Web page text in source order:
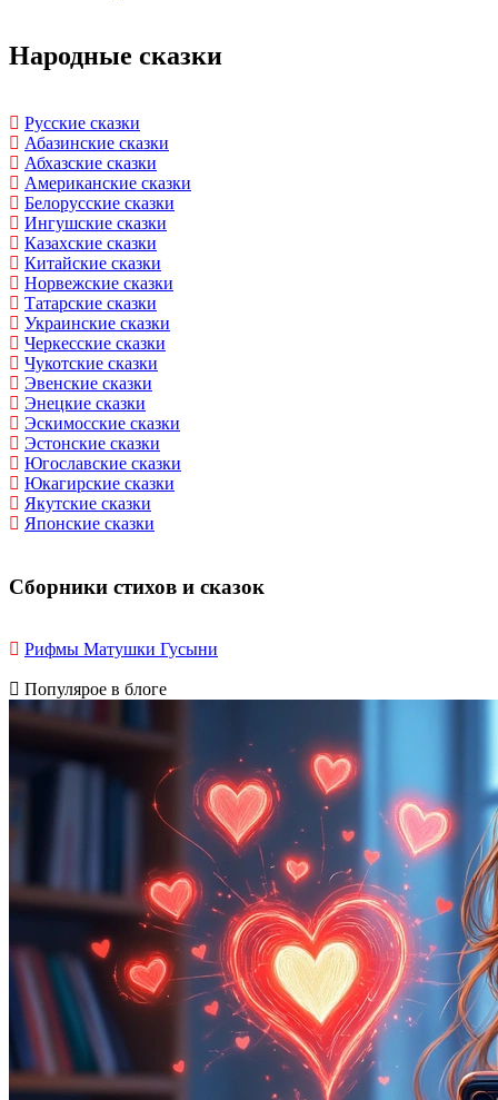
Народные сказки
Русские сказки
Абазинские сказки
Абхазские сказки
Американские сказки
Белорусские сказки
Ингушские сказки
Казахские сказки
Китайские сказки
Норвежские сказки
Татарские сказки
Украинские сказки
Черкесские сказки
Чукотские сказки
Эвенские сказки
Энецкие сказки
Эскимосские сказки
Эстонские сказки
Югославские сказки
Юкагирские сказки
Якутские сказки
Японские сказки
Сборники стихов и сказок
Рифмы Матушки Гусыни
Популярое в блоге